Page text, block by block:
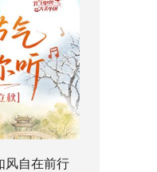
风自在前行